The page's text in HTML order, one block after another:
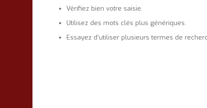
Vérifiez bien votre saisie.
Utilisez des mots clés plus génériques.
Essayez d’utiliser plusieurs termes de